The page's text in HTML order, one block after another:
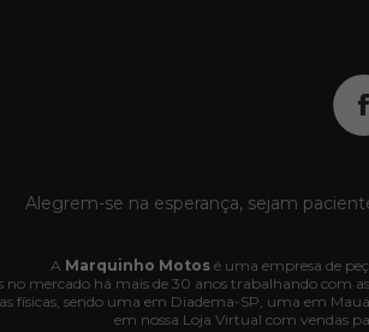
Alegrem-se na esperança, sejam
A Marquinho Motos é uma empresa de
no mercado há mais de 30 anos trabalhando com
físicas, sendo uma em Diadema-SP, uma em
em nossa Loja Virtual com vendas